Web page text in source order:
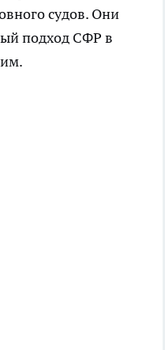
судов. Они
подход СФР в